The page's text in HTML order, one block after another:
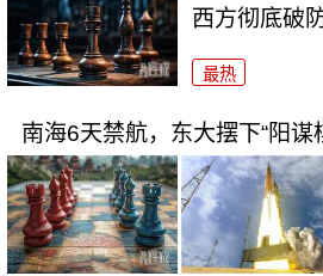
西方彻底破防
最热
南海6天禁航，东大摆下“阳谋